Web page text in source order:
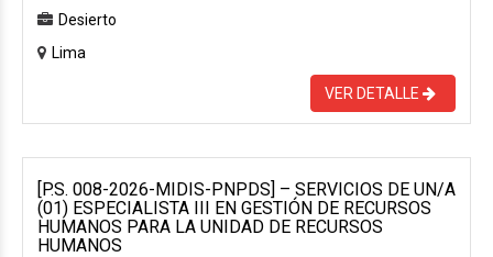
Desierto
Lima
VER DETALLE
[P.S. 008-2026-MIDIS-PNPDS] – SERVICIOS DE UN/A
(01) ESPECIALISTA III EN GESTIÓN DE RECURSOS
HUMANOS PARA LA UNIDAD DE RECURSOS
HUMANOS